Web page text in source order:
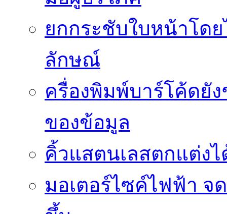
ยกกระชับใบหน้าโด
ลักษณ์
ครื่องพิมพ์บาร์โค้ดยั
ของข้อมูล
คิ้วแสตนเลสตกแต่ง
มอเตอร์ไซค์ไฟฟ้า จ